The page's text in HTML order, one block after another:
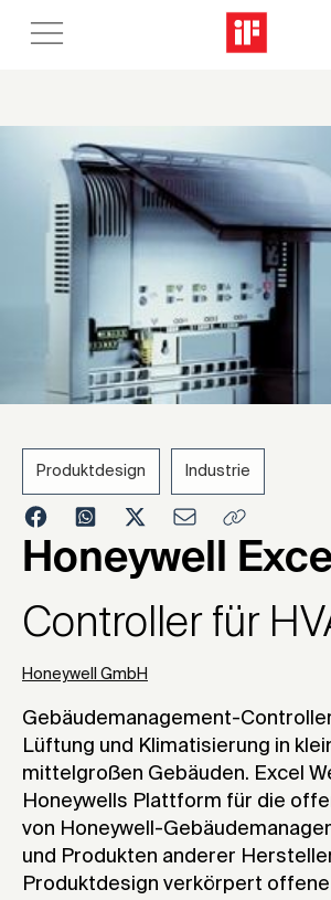
2005
Produktdesign Industrie
Honeywell
Controller für
Honeywell GmbH
Gebäudemanagement-
Lüftung und Klimatisierung in
mittelgroßen Gebäuden. Excel
Honeywells Plattform für die
von Honeywell-
und Produkten anderer
Produktdesign verkörpert offene